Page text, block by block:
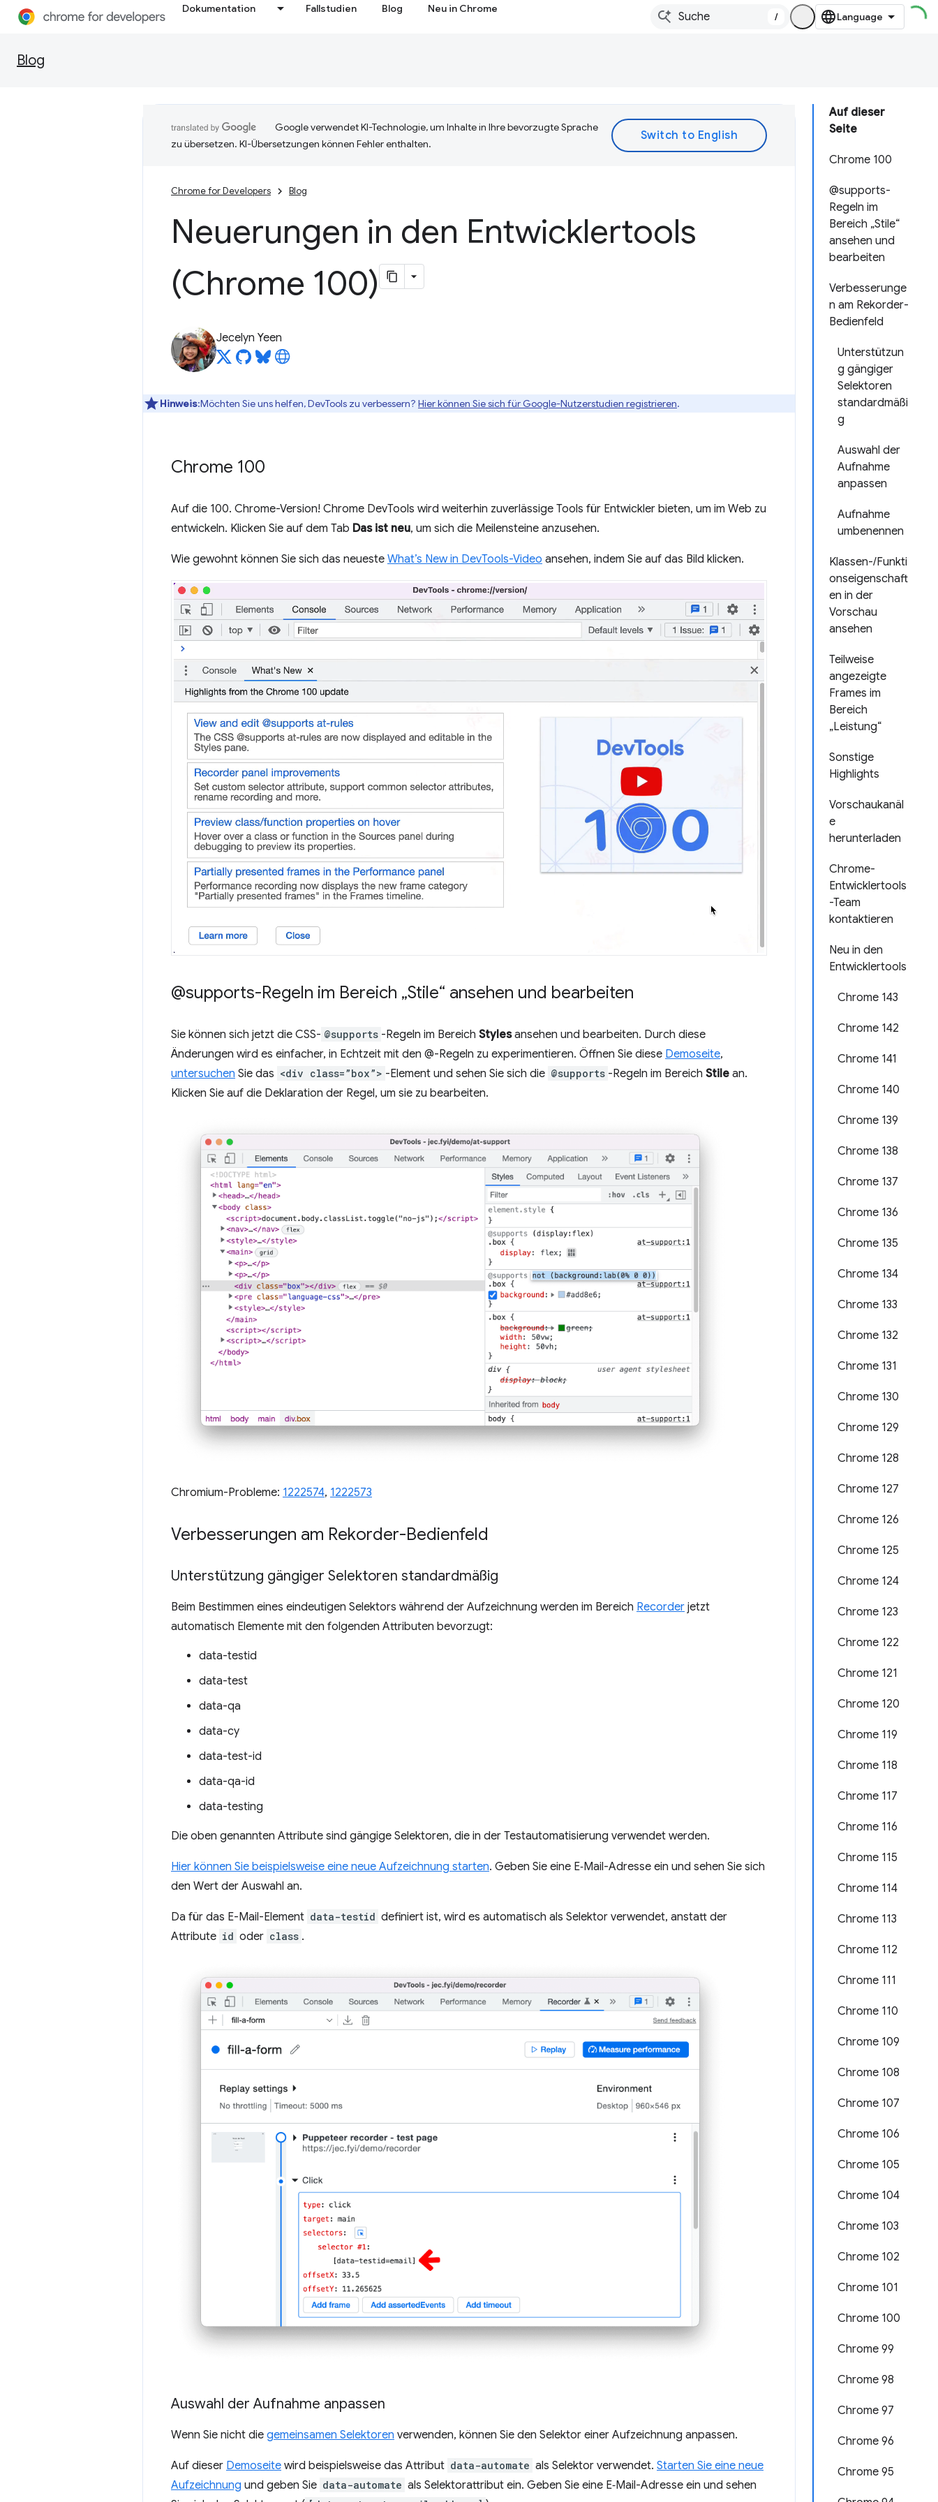
Dokumentation Fallstudien Blog Neu in Chrome
/
Blog
Auf dieser
Seite
Chrome 100
@supports-
Regeln im
Bereich „Stile“
ansehen und
bearbeiten
Verbesserunge
n am Rekorder-
Bedienfeld
Unterstützun
g gängiger
Selektoren
standardmäßi
g
Auswahl der
Aufnahme
anpassen
Aufnahme
umbenennen
Klassen-/Funkti
onseigenschaft
en in der
Vorschau
ansehen
Teilweise
angezeigte
Frames im
Bereich
„Leistung“
Sonstige
Highlights
Vorschaukanäl
e
herunterladen
Chrome-
Entwicklertools
-Team
kontaktieren
Neu in den
Entwicklertools
Chrome 143
Chrome 142
Chrome 141
Chrome 140
Chrome 139
Chrome 138
Chrome 137
Chrome 136
Chrome 135
Chrome 134
Chrome 133
Chrome 132
Chrome 131
Chrome 130
Chrome 129
Chrome 128
Chrome 127
Chrome 126
Chrome 125
Chrome 124
Chrome 123
Chrome 122
Chrome 121
Chrome 120
Chrome 119
Chrome 118
Chrome 117
Chrome 116
Chrome 115
Chrome 114
Chrome 113
Chrome 112
Chrome 111
Chrome 110
Chrome 109
Chrome 108
Chrome 107
Chrome 106
Chrome 105
Chrome 104
Chrome 103
Chrome 102
Chrome 101
Chrome 100
Chrome 99
Chrome 98
Chrome 97
Chrome 96
Chrome 95
Google verwendet KI-Technologie, um Inhalte in Ihre bevorzugte Sprache
zu übersetzen. KI-Übersetzungen können Fehler enthalten.
Chrome for Developers Blog
Neuerungen in den Entwicklertools
(Chrome 100)
Jecelyn Yeen
Hinweis:Möchten Sie uns helfen, DevTools zu verbessern? Hier können Sie sich für Google-Nutzerstudien registrieren.
Chrome 100
Auf die 100. Chrome-Version! Chrome DevTools wird weiterhin zuverlässige Tools für Entwickler bieten, um im Web zu
entwickeln. Klicken Sie auf dem Tab Das ist neu, um sich die Meilensteine anzusehen.
Wie gewohnt können Sie sich das neueste What’s New in DevTools-Video ansehen, indem Sie auf das Bild klicken.
@supports-Regeln im Bereich „Stile“ ansehen und bearbeiten
Sie können sich jetzt die CSS- @supports -Regeln im Bereich Stylesansehen und bearbeiten. Durch diese
Änderungen wird es einfacher, in Echtzeit mit den @-Regeln zu experimentieren. Öffnen Sie diese Demoseite,
untersuchen Sie das <div class=”box”> -Element und sehen Sie sich die @supports -Regeln im Bereich Stile an.
Klicken Sie auf die Deklaration der Regel, um sie zu bearbeiten.
Chromium-Probleme: 1222574, 1222573
Verbesserungen am Rekorder-Bedienfeld
Unterstützung gängiger Selektoren standardmäßig
Beim Bestimmen eines eindeutigen Selektors während der Aufzeichnung werden im Bereich Recorder jetzt
automatisch Elemente mit den folgenden Attributen bevorzugt:
data-testid
data-test
data-qa
data-cy
data-test-id
data-qa-id
data-testing
Die oben genannten Attribute sind gängige Selektoren, die in der Testautomatisierung verwendet werden.
Hier können Sie beispielsweise eine neue Aufzeichnung starten. Geben Sie eine E‑Mail-Adresse ein und sehen Sie sich
den Wert der Auswahl an.
Da für das E-Mail-Element data-testid definiert ist, wird es automatisch als Selektor verwendet, anstatt der
Attribute id oder class .
Auswahl der Aufnahme anpassen
Wenn Sie nicht die gemeinsamen Selektoren verwenden, können Sie den Selektor einer Aufzeichnung anpassen.
Auf dieser Demoseite wird beispielsweise das Attribut data-automate als Selektor verwendet. Starten Sie eine neue
Aufzeichnung und geben Sie data-automate als Selektorattribut ein. Geben Sie eine E‑Mail-Adresse ein und sehen